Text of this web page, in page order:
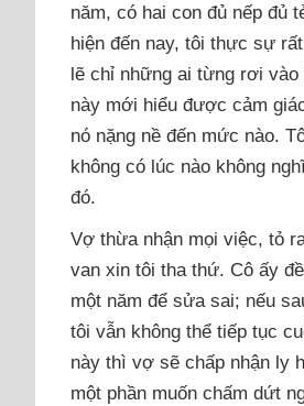
năm, có hai con đủ nếp đủ
hiện đến nay, tôi thực sự
lẽ chỉ những ai từng rơi vào
này mới hiểu được cảm
nó nặng nề đến mức nào.
không có lúc nào không
đó.
Vợ thừa nhận mọi việc, tỏ
van xin tôi tha thứ. Cô ấy
một năm để sửa sai; nếu
tôi vẫn không thể tiếp tục
này thì vợ sẽ chấp nhận ly
một phần muốn chấm dứt